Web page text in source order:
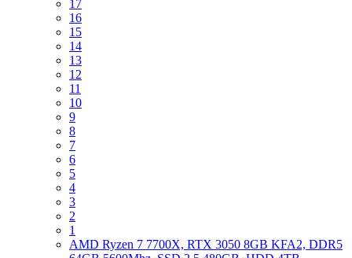
17
16
15
14
13
12
11
10
9
8
7
6
5
4
3
2
1
AMD Ryzen 7 7700X, RTX 3050 8GB KFA2, DDR5